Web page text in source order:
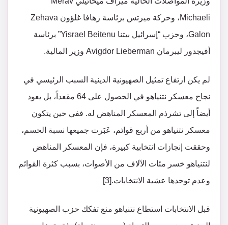
Michaeli، وحركة ميرتس برئاسة زهافا غلؤون Zehava
Galon، وحزب “إسرائيل بيتنا Yisrael Beitenu” برئاسة
أفيجدور ليبرمان Avigdor Lieberman وزير المالية.
لم يكن ارتفاع تمثيل الصهيونية الدينية السبب الرئيسي في
نجاح معسكر نتنياهو في الحصول على 64 مقعداً، بل يعود
أيضاً إلى تشرذم المعسكر المناهض له. ففي حين يتكون
معسكر نتنياهو من أربع قوائم، عَبَرت جميعها نسبة الحسم،
وحققت إنجازات انتخابية كبيرة، فإن المعسكر المناهض
لنتنياهو خسر مئات الآلاف من الأصوات، بسبب كثرة القوائم
وعدم توحدها عشية الانتخابات.[3]
قبل الانتخابات استطاع نتنياهو منع تفكك حزب الصهيونية